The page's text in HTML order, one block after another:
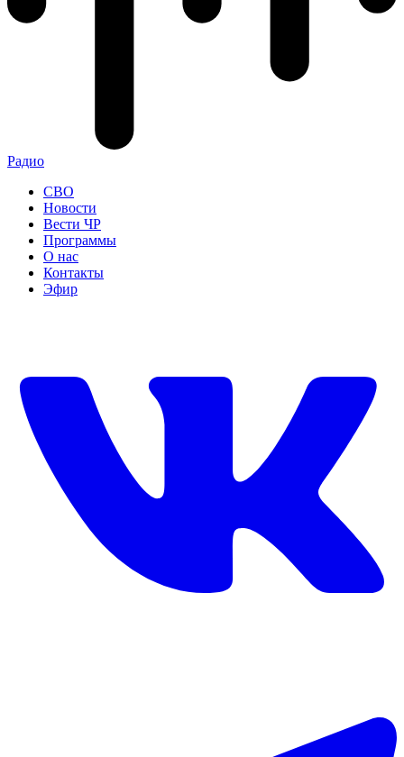
Радио
СВО
Новости
Вести ЧР
Программы
О нас
Контакты
Эфир